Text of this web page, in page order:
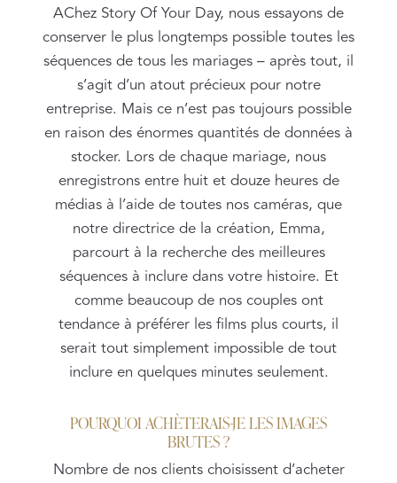
AChez Story Of Your Day, nous essayons de
conserver le plus longtemps possible toutes les
séquences de tous les mariages – après tout, il
s’agit d’un atout précieux pour notre
entreprise. Mais ce n’est pas toujours possible
en raison des énormes quantités de données à
stocker. Lors de chaque mariage, nous
enregistrons entre huit et douze heures de
médias à l’aide de toutes nos caméras, que
notre directrice de la création, Emma,
parcourt à la recherche des meilleures
séquences à inclure dans votre histoire. Et
comme beaucoup de nos couples ont
tendance à préférer les films plus courts, il
serait tout simplement impossible de tout
inclure en quelques minutes seulement.
POURQUOI ACHÈTERAIS-JE LES IMAGES
BRUTES ?
Nombre de nos clients choisissent d’acheter